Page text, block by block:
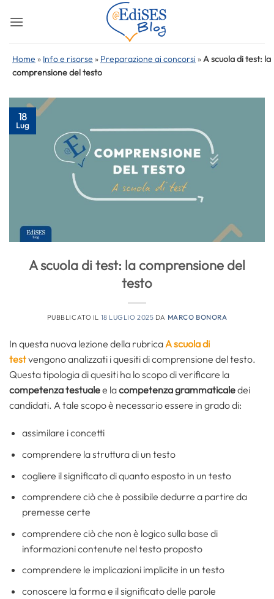
Home » Info e risorse » Preparazione ai concorsi »A scuola di test: la
comprensione del testo
18
Lug
A scuola di test: la comprensione del
testo
PUBBLICATO IL 18 LUGLIO 2025 DA MARCO BONORA
In questa nuova lezione della rubrica A scuola di
testvengono analizzati i quesiti di comprensione del testo.
Questa tipologia di quesiti ha lo scopo di verificare la
competenza testualee lacompetenza grammaticaledei
candidati. A tale scopo è necessario essere in grado di:
assimilare i concetti
comprendere la struttura di un testo
cogliere il significato di quanto esposto in un testo
comprendere ciò che è possibile dedurre a partire da
premesse certe
comprendere ciò che non è logico sulla base di
informazioni contenute nel testo proposto
comprendere le implicazioni implicite in un testo
conoscere la forma e il significato delle parole